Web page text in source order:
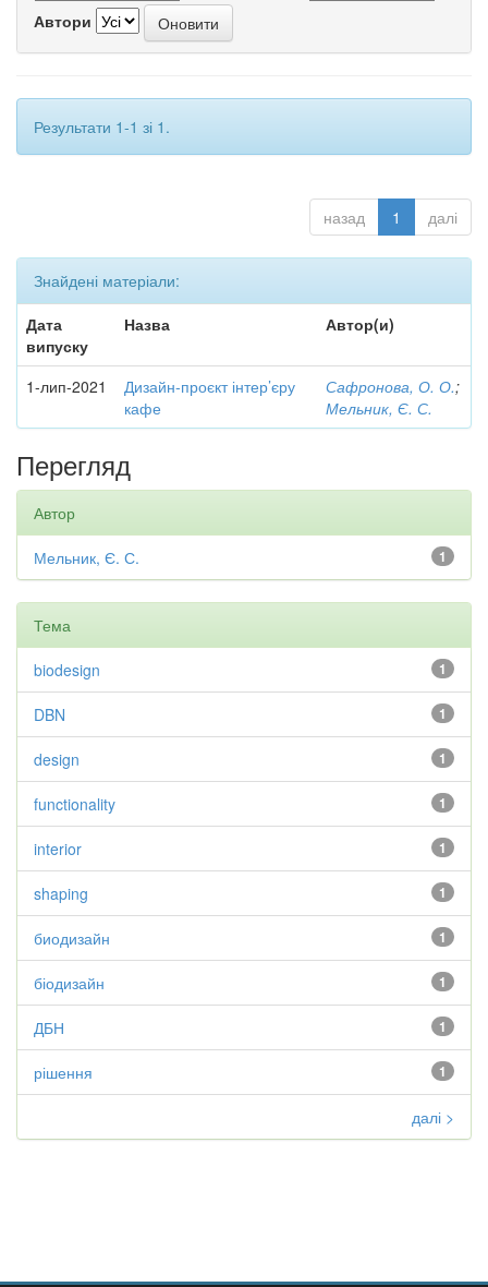
Автори
Результати 1-1 зі 1.
назад 1 далі
Знайдені матеріали:
Дата
випуску
Назва Автор(и)
1-лип-2021
Дизайн-проєкт інтер’єру
кафе
Сафронова, О. О.;
Мельник, Є. С.
Перегляд
Автор
1
Мельник, Є. С.
Тема
1
biodesign
1
DBN
1
design
1
functionality
1
interior
1
shaping
1
биодизайн
1
біодизайн
1
ДБН
1
рішення
далі >